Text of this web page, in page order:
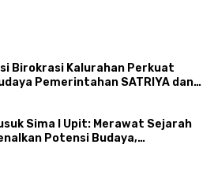
Birokrasi Kalurahan Perkuat
Pemerintahan SATRIYA dan
Sima I Upit: Merawat Sejarah
Potensi Budaya,